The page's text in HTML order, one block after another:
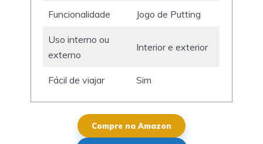
Funcionalidade Jogo de Putting
Uso interno ou
externo
Interior e exterior
Fácil de viajar Sim
Compre na Amazon